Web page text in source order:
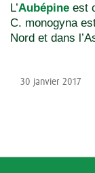
L’Aubépine est
C. monogyna
Nord et dans
30 janvier 2017